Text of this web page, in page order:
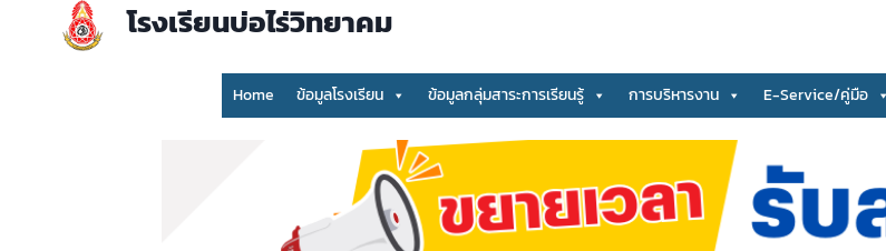
โรงเรียนบ่อไร่วิทยาคม
Home ข้อมูลโรงเรียน ข้อมูลกลุ่มสาระการเรียนรู้ การบริหารงาน E-Service/คู่มือ